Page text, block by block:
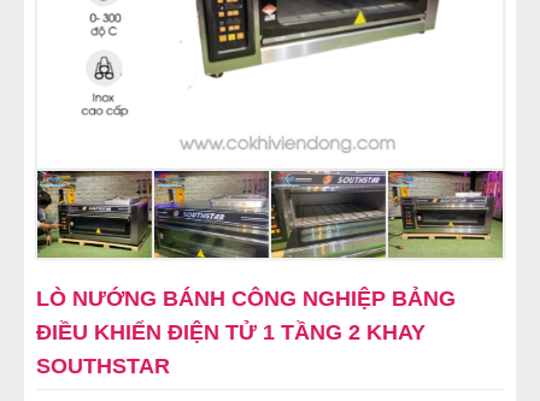
LÒ NƯỚNG BÁNH CÔNG NGHIỆP BẢNG
ĐIỀU KHIỂN ĐIỆN TỬ 1 TẦNG 2 KHAY
SOUTHSTAR
LÒ NƯỚNG XOAY
LÒ NƯỚNG BÁNH NGỌT
MÁY LÀM XÍU MẠI
DÂY CHUYỀN LÀM BÁNH MÌ